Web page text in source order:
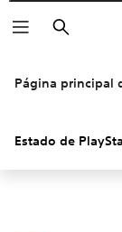
Buscar
Página principal
Estado de